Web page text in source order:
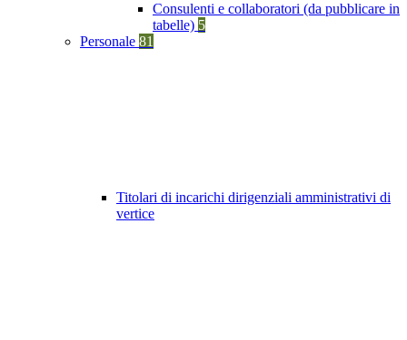
Consulenti e collaboratori (da pubblicare in
tabelle) 5
Personale 81
Titolari di incarichi dirigenziali amministrativi di
vertice